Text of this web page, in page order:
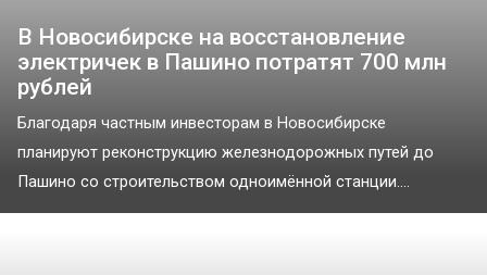
В Новосибирске на восстановление
электричек в Пашино потратят 700 млн
рублей
Благодаря частным инвесторам в Новосибирске
планируют реконструкцию железнодорожных путей до
Пашино со строительством одноимённой станции....